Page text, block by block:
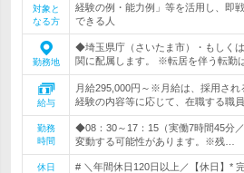
対象と
なる方
経験の例・能力例」等を活用し、即
できる人
勤務地
◆埼玉県庁（さいたま市）・もしく
関に配属します。 ※転居を伴う転勤
給与
月給295,000円～※月給は、採用され
経験の内容等に応じて、在職する職
勤務
時間
◆08：30～17：15（実働7時間45分
変動する可能性があります。※残…
休日
# ＼年間休日120日以上／【休日】*